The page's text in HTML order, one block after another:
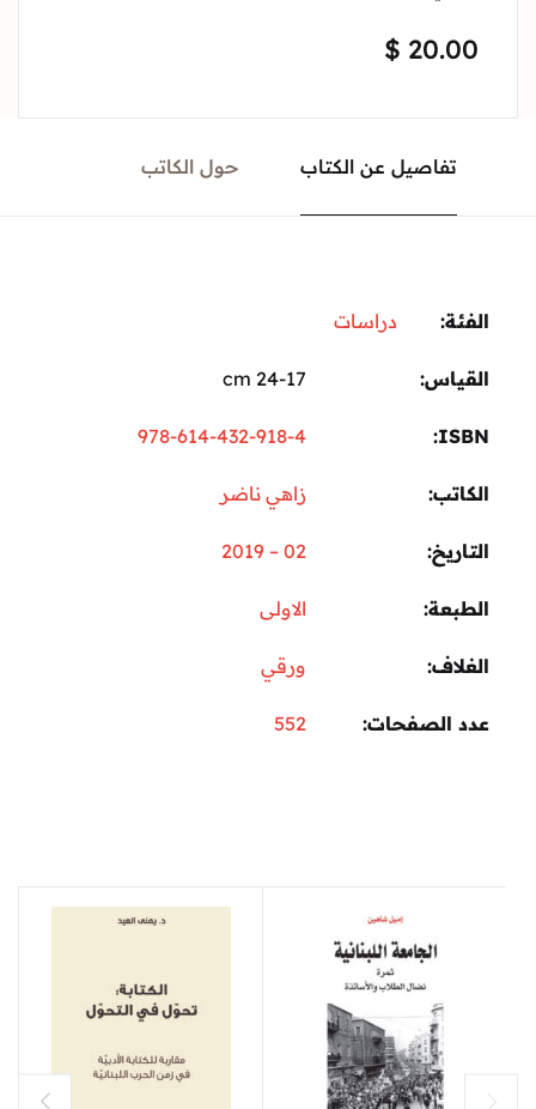
$ 20.00
تفاصيل عن الكتاب حول الكاتب
الفئة: دراسات
القياس 24-17 cm
ISBN
978-614-432-918-4
الكاتب زاهي ناضر
التاريخ 02 – 2019
الطبعة الاولى
الغلاف ورقي
عدد الصفحات 552